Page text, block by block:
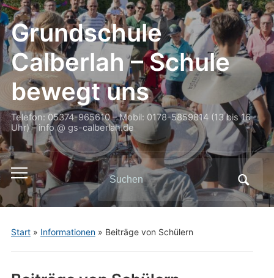
Grundschule
Calberlah – Schule
bewegt uns
Telefon: 05374-965610 – Mobil: 0178-5859814 (13 bis 16
Uhr) – info @ gs-calberlah.de
Toggle
mobile
menu
Search
for:
Start» Informationen» Beiträge von Schülern